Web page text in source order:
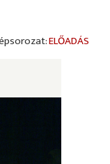
ELŐADÁS